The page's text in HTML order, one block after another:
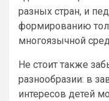
разных стран, и
формированию
многоязычной
Не стоит также
разнообразии: в
интересов детей